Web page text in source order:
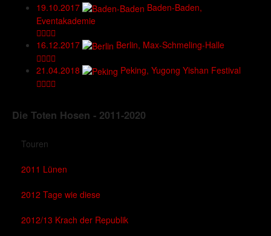
19.10.2017
Baden-Baden,
Eventakademie
16.12.2017
Berlin, Max-Schmeling-Halle
21.04.2018 Peking, Yugong Yishan Festival
Die Toten Hosen - 2011-2020
Touren
2011 Lünen
2012 Tage wie diese
2012/13 Krach der Republik